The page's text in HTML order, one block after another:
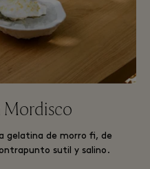
Mordisco
gelatina de morro fi, de
sutil y salino.